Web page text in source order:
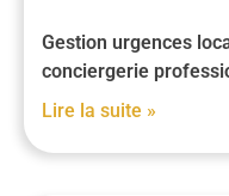
Gestion urgences
conciergerie
Lire la suite »